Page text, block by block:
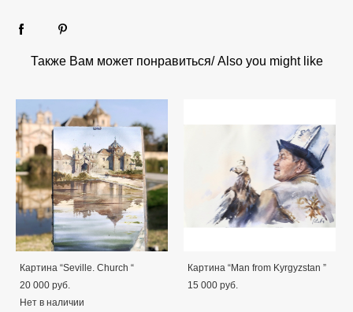
Также Вам может понравиться/ Also you might like
Картина “Seville. Church “
20 000 pуб.
Нет в наличии
Картина “Man from Kyrgyzstan ”
15 000 pуб.